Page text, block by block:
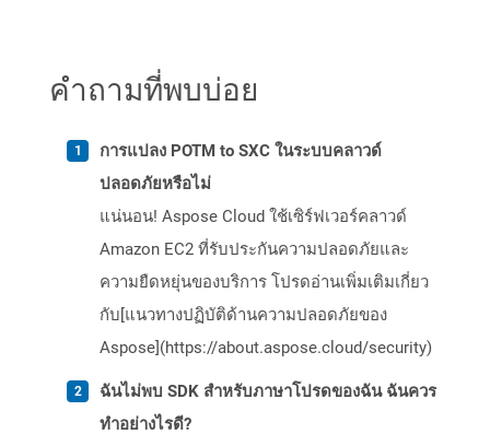
คำถามที่พบบ่อย
การแปลง POTM to SXC ในระบบคลาวด์
ปลอดภัยหรือไม่
แน่นอน! Aspose Cloud ใช้เซิร์ฟเวอร์คลาวด์
Amazon EC2 ที่รับประกันความปลอดภัยและ
ความยืดหยุ่นของบริการ โปรดอ่านเพิ่มเติมเกี่ยว
กับ[แนวทางปฏิบัติด้านความปลอดภัยของ
Aspose](https://about.aspose.cloud/security)
ฉันไม่พบ SDK สำหรับภาษาโปรดของฉัน ฉันควร
ทำอย่างไรดี?